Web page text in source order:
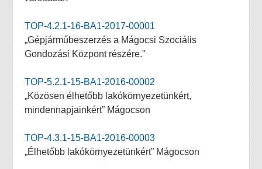
TOP-4.2.1-16-BA1-2017-00001
„Gépjárműbeszerzés a Mágocsi Szociális
Gondozási Központ részére.”
TOP-5.2.1-15-BA1-2016-00002
„Közösen élhetőbb lakókörnyezetünkért,
mindennapjainkért” Mágocson
TOP-4.3.1-15-BA1-2016-00003
„Élhetőbb lakókörnyezetünkért” Mágocson